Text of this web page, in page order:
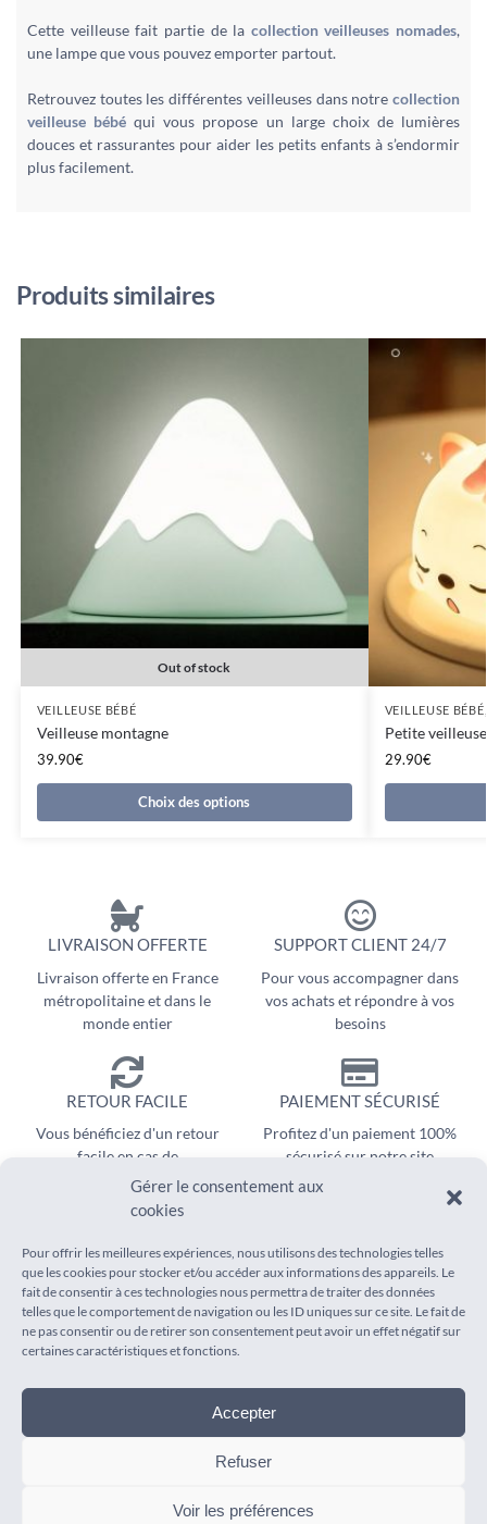
Gérer le consentement aux
cookies
Pour offrir les meilleures expériences, nous utilisons des technologies telles
que les cookies pour stocker et/ou accéder aux informations des appareils. Le
fait de consentir à ces technologies nous permettra de traiter des données
telles que le comportement de navigation ou les ID uniques sur ce site. Le fait de
ne pas consentir ou de retirer son consentement peut avoir un effet négatif sur
certaines caractéristiques et fonctions.
Accepter
Refuser
Voir les préférences
Cette veilleuse fait partie de la collection veilleuses nomades,
une lampe que vous pouvez emporter partout.
Retrouvez toutes les différentes veilleuses dans notre collection
veilleuse bébé qui vous propose un large choix de lumières
douces et rassurantes pour aider les petits enfants à s’endormir
plus facilement.
Produits similaires
Out of stock
VEILLEUSE BÉBÉ
Veilleuse montagne
39.90€
Choix des options
VEILLEUSE BÉBÉ
Petite
29.90€
LIVRAISON OFFERTE
Livraison offerte en France
métropolitaine et dans le
monde entier
SUPPORT CLIENT 24/7
Pour vous accompagner dans
vos achats et répondre à vos
besoins
RETOUR FACILE
Vous bénéficiez d'un retour
facile en cas de
remboursement
PAIEMENT SÉCURISÉ
Profitez d'un paiement 100%
sécurisé sur notre site
INFORMATIONS
Remboursement & Retours
AIDE